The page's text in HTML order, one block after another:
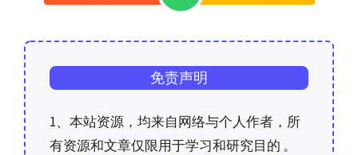
免责声明
1、本站资源，均来自网络与个人作者，所
有资源和文章仅限用于学习和研究目的 。